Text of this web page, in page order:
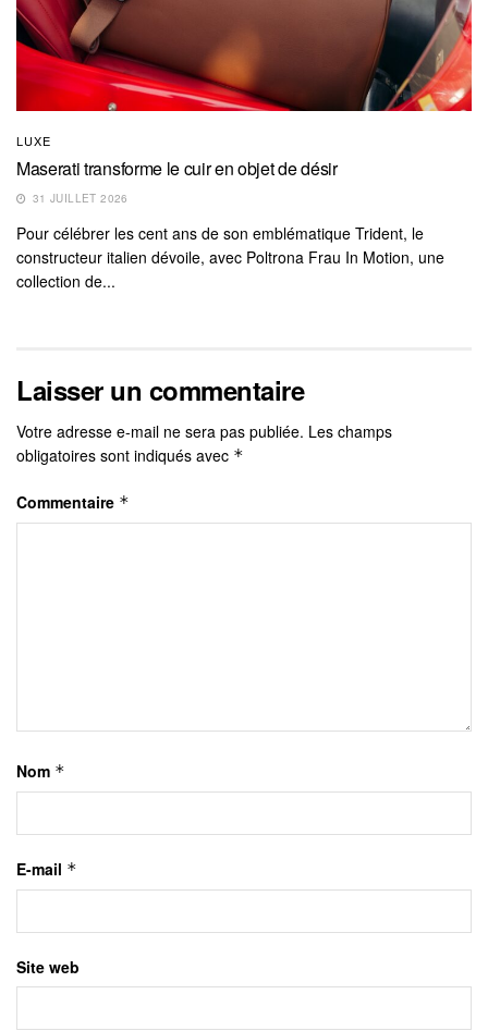
LUXE
Maserati transforme le cuir en objet de désir
31 JUILLET 2026
Pour célébrer les cent ans de son emblématique Trident, le
constructeur italien dévoile, avec Poltrona Frau In Motion, une
collection de...
Laisser un commentaire
Votre adresse e-mail ne sera pas publiée. Les champs
obligatoires sont indiqués avec *
Commentaire *
Nom *
E-mail *
Site web